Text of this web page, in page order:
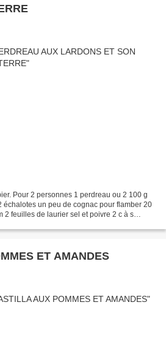
Pour 2 personnes 1 perdreau ou 2 100 g
échalotes un peu de cognac pour flamber 20
2 feuilles de laurier sel et poivre 2 c à s
ET AMANDES